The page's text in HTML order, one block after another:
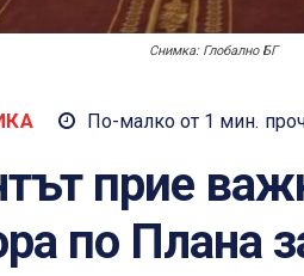
Снимка: Глобално БГ
По-малко от 1 мин.
прие
по Плана